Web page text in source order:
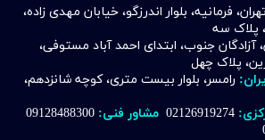
تهران، فرمانیه، بلوار اندرزگو، خیابان مهدی زاده،
پلاک سه
آزادگان جنوب، ابتدای احمد آباد مستوفی،
پلاک چهل
رامسر، بلوار بیست متری، کوچه شانزدهم،
02126919274 مشاور فنی: